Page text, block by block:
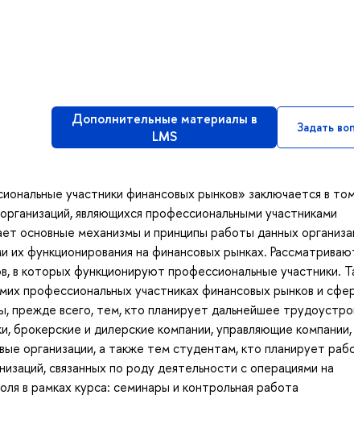
Дополнительные материалы в
LMS
Задать
участники финансовых рынков» заключается в
являющихся профессиональными участниками
основные механизмы и принципы работы данных
функционирования на финансовых рынках.
в которых функционируют профессиональные участники.
профессиональных участниках финансовых рынков и
прежде всего, тем, кто планирует дальнейшее
брокерские и дилерские компании, управляющие компании,
организации, а также тем студентам, кто планирует
связанных по роду деятельности с операциями на
в рамках курса: семинары и контрольная работа